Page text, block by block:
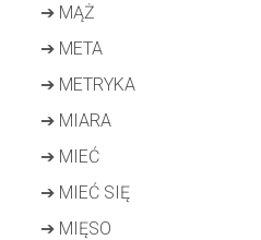
➔ MĄŻ
➔ META
➔ METRYKA
➔ MIARA
➔ MIEĆ
➔ MIEĆ SIĘ
➔ MIĘSO